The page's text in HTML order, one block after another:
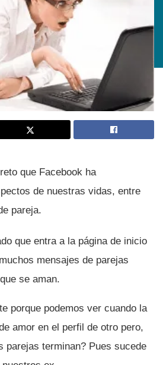
que Facebook ha
de nuestras vidas, entre
pareja.
que entra a la página de inicio
mensajes de parejas
se aman.
porque podemos ver cuando la
amor en el perfil de otro pero,
parejas terminan? Pues sucede